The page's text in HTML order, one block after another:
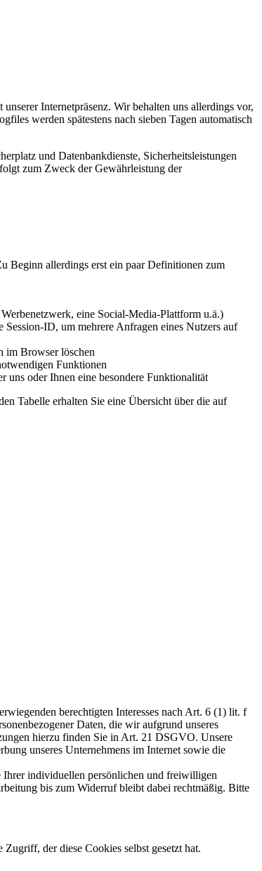
Internetpräsenz. Wir behalten uns allerdings vor,
werden spätestens nach sieben Tagen automatisch
und Datenbankdienste, Sicherheitsleistungen
zum Zweck der Gewährleistung der
Beginn allerdings erst ein paar Definitionen zum
eine Social-Media-Plattform u.ä.)
ID, um mehrere Anfragen eines Nutzers auf
im Browser löschen
Funktionen
uns oder Ihnen eine besondere Funktionalität
Tabelle erhalten Sie eine Übersicht über die auf
berechtigten Interesses nach Art. 6 (1) lit. f
Daten, die wir aufgrund unseres
hierzu finden Sie in Art. 21 DSGVO. Unsere
unseres Unternehmens im Internet sowie die
Ihrer individuellen persönlichen und freiwilligen
bis zum Widerruf bleibt dabei rechtmäßig. Bitte
der diese Cookies selbst gesetzt hat.